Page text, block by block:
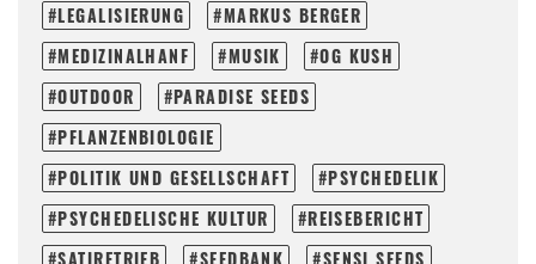
LEGALISIERUNG
MARKUS BERGER
MEDIZINALHANF
MUSIK
OG KUSH
OUTDOOR
PARADISE SEEDS
PFLANZENBIOLOGIE
POLITIK UND GESELLSCHAFT
PSYCHEDELIK
PSYCHEDELISCHE KULTUR
REISEBERICHT
SATIRETRIEB
SEEDBANK
SENSI SEEDS